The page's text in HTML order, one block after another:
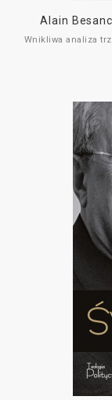
Alain
Wnikliwa analiza
Rozważania o